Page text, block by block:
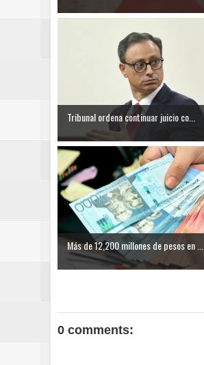
Tribunal ordena continuar juicio co...
Más de 12,200 millones de pesos en ...
0 comments: